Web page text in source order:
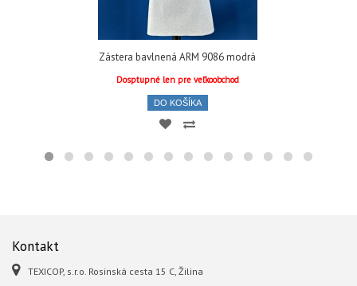
Zástera bavlnená ARM 9086 modrá
Dosptupné len pre veľkoobchod
DO KOŠÍKA
Kontakt
TEXICOP, s.r.o. Rosinská cesta 15 C, Žilina